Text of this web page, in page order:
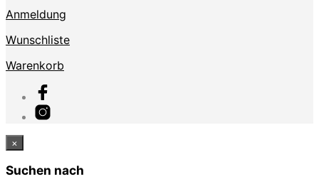
Anmeldung
Wunschliste
Warenkorb
×
Suchen nach